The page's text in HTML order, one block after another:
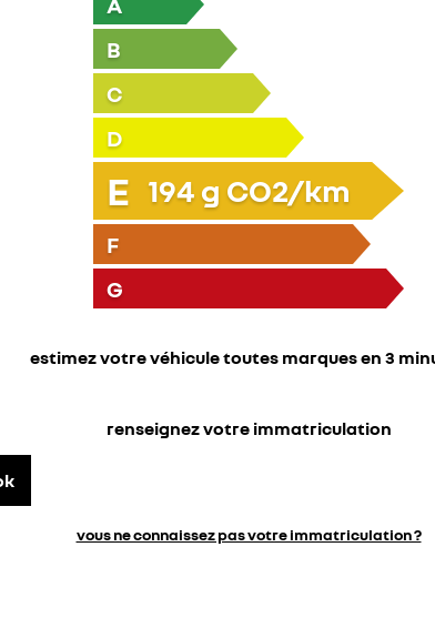
B
C
D
E 194 g CO2/km
F
G
estimez votre véhicule toutes marques en 3
renseignez votre immatriculation
vous ne connaissez pas votre immatriculation ?